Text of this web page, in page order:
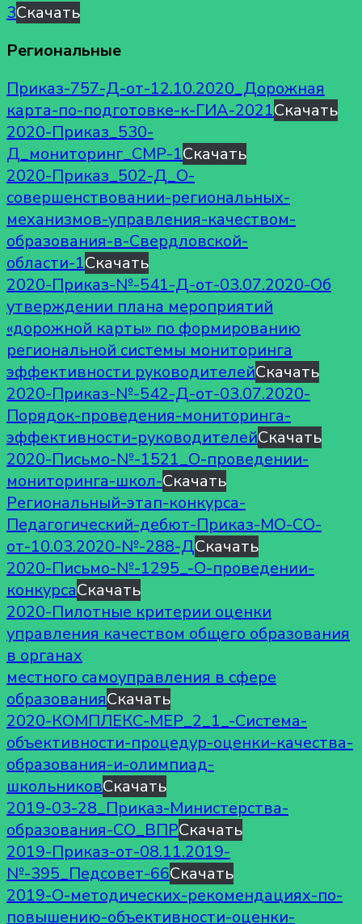
3Скачать
Региональные
Приказ-757-Д-от-12.10.2020_Дорожная
карта-по-подготовке-к-ГИА-2021Скачать
2020-Приказ_530-
Д_мониторинг_СМР-1Скачать
2020-Приказ_502-Д_О-
совершенствовании-региональных-
механизмов-управления-качеством-
образования-в-Свердловской-
области-1Скачать
2020-Приказ-№-541-Д-от-03.07.2020-Об
утверждении плана мероприятий
«дорожной карты» по формированию
региональной системы мониторинга
эффективности руководителейСкачать
2020-Приказ-№-542-Д-от-03.07.2020-
Порядок-проведения-мониторинга-
эффективности-руководителейСкачать
2020-Письмо-№-1521_О-проведении-
мониторинга-школ-Скачать
Региональный-этап-конкурса-
Педагогический-дебют-Приказ-МО-СО-
от-10.03.2020-№-288-ДСкачать
2020-Письмо-№-1295_-О-проведении-
конкурсаСкачать
2020-Пилотные критерии оценки
управления качеством общего образования
в органах
местного самоуправления в сфере
образованияСкачать
2020-КОМПЛЕКС-МЕР_2_1_-Система-
объективности-процедур-оценки-качества-
образования-и-олимпиад-
школьниковСкачать
2019-03-28_Приказ-Министерства-
образования-СО_ВПРСкачать
2019-Приказ-от-08.11.2019-
№-395_Педсовет-66Скачать
2019-О-методических-рекомендациях-по-
повышению-объективности-оценки-